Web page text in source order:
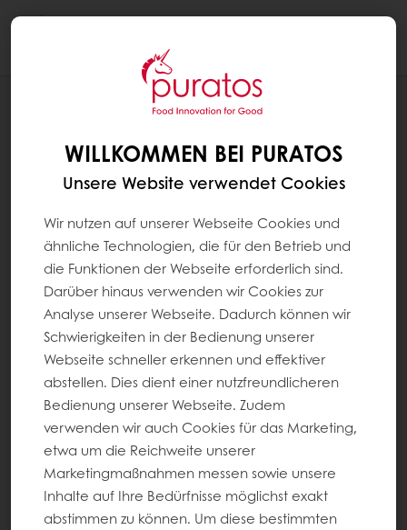
REZEPTE
WILLKOMMEN BEI PURATOS
Unsere Website verwendet Cookies
Wir nutzen auf unserer Webseite Cookies und
ähnliche Technologien, die für den Betrieb und
die Funktionen der Webseite erforderlich sind.
Darüber hinaus verwenden wir Cookies zur
Analyse unserer Webseite. Dadurch können wir
Schwierigkeiten in der Bedienung unserer
Webseite schneller erkennen und effektiver
abstellen. Dies dient einer nutzfreundlicheren
Bedienung unserer Webseite. Zudem
verwenden wir auch Cookies für das Marketing,
etwa um die Reichweite unserer
Marketingmaßnahmen messen sowie unsere
Inhalte auf Ihre Bedürfnisse möglichst exakt
abstimmen zu können. Um diese bestimmten